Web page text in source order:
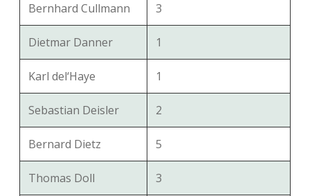
Bernhard Cullmann 3
Dietmar Danner 1
Karl del‘Haye 1
Sebastian Deisler 2
Bernard Dietz 5
Thomas Doll 3